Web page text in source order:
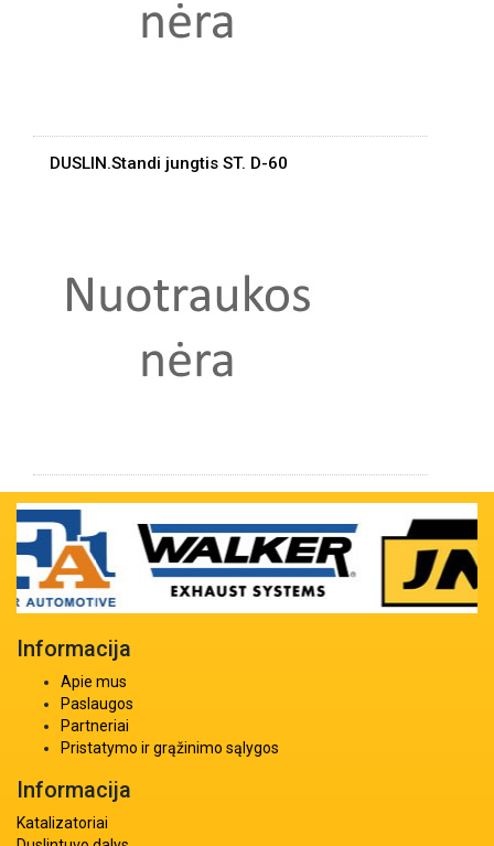
DUSLIN.Standi jungtis ST. D-60
Informacija
Apie mus
Paslaugos
Partneriai
Pristatymo ir grąžinimo sąlygos
Informacija
Katalizatoriai